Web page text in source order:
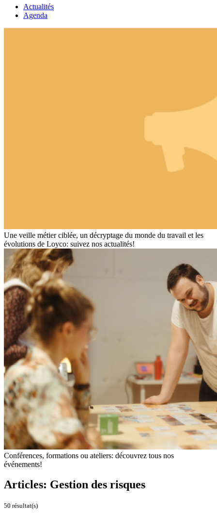
Actualités
Agenda
Une veille métier ciblée, un décryptage du monde du travail et les
évolutions de Loyco: suivez nos actualités!
Conférences, formations ou ateliers: découvrez tous nos
événements!
Articles: Gestion des risques
50 résultat(s)